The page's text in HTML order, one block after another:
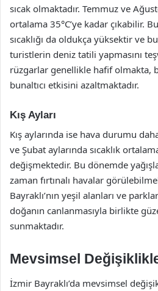
sıcak olmaktadır. Temmuz ve
ortalama 35°C’ye kadar çıkabilir.
sıcaklığı da oldukça yüksektir ve
turistlerin deniz tatili yapmasını
rüzgarlar genellikle hafif olmakta,
bunaltıcı etkisini azaltmaktadır.
Kış Ayları
Kış aylarında ise hava durumu
ve Şubat aylarında sıcaklık
değişmektedir. Bu dönemde
zaman fırtınalı havalar
Bayraklı’nın yeşil alanları ve
doğanın canlanmasıyla birlikte
sunmaktadır.
Mevsimsel
İzmir Bayraklı’da mevsimsel